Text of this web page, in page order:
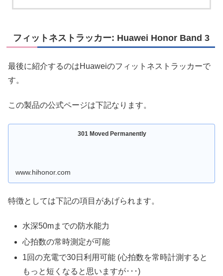
フィットネストラッカー: Huawei Honor Band 3
最後に紹介するのはHuaweiのフィットネストラッカーで
す。
この製品の公式ページは下記なります。
301 Moved Permanently
www.hihonor.com
特徴としては下記の項目があげられます。
水深50mまでの防水能力
心拍数の常時測定が可能
1回の充電で30日利用可能 (心拍数を常時計測すると
もっと短くなると思いますが･･･)